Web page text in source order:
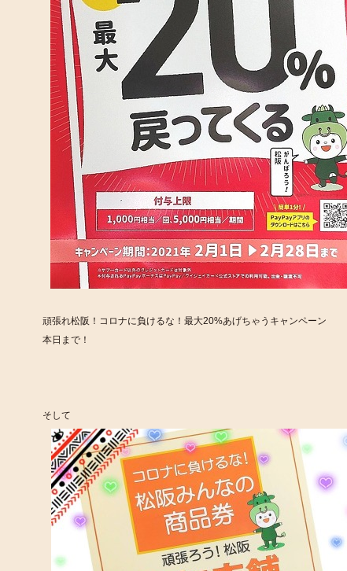
頑張れ松阪！コロナに負けるな！最大20%あげちゃうキャンペーン
本日まで！
そして